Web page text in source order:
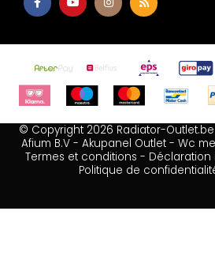
© Copyright 2026 Radiator-
Afium B.V - Akupanel Outlet - Wc
Termes et conditions - Déclaration
Politique de